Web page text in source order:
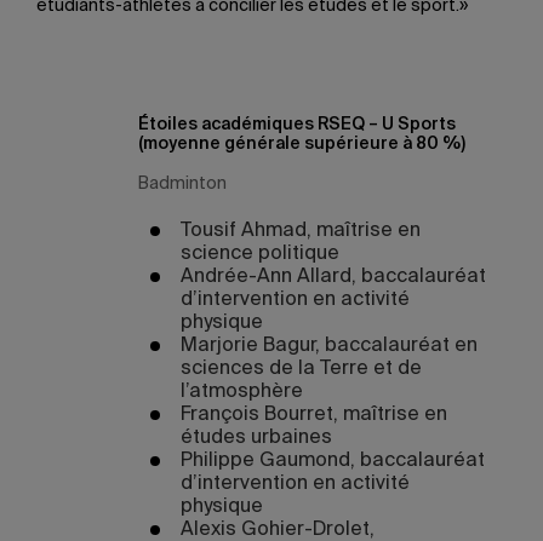
étudiants-athlètes à concilier les études et le sport.»
Étoiles académiques RSEQ – U Sports
(moyenne générale supérieure à 80 %)
Badminton
Tousif Ahmad, maîtrise en
science politique
Andrée-Ann Allard, baccalauréat
d’intervention en activité
physique
Marjorie Bagur, baccalauréat en
sciences de la Terre et de
l’atmosphère
François Bourret, maîtrise en
études urbaines
Philippe Gaumond, baccalauréat
d’intervention en activité
physique
Alexis Gohier-Drolet,